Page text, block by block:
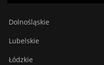
Dolnośląskie
Lubelskie
Łódzkie